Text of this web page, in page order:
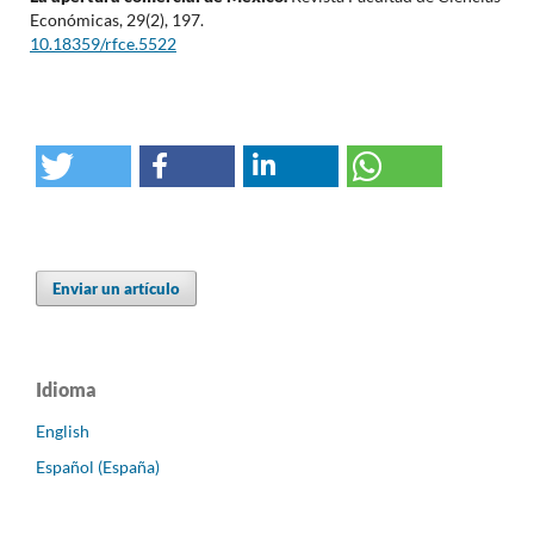
Económicas, 29(2), 197.
10.18359/rfce.5522
Enviar un artículo
Idioma
English
Español (España)